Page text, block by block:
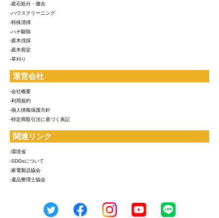
-庭石処分・撤去
-ハウスクリーニング
-特殊清掃
-ハチ駆除
-庭木伐採
-庭木剪定
-草刈り
運営会社
-会社概要
-利用規約
-個人情報保護方針
-特定商取引法に基づく表記
関連リンク
-環境省
-SDGsについて
-家電製品協会
-遺品整理士協会